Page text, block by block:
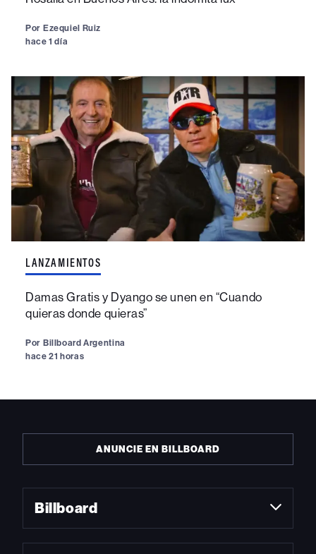
Por Ezequiel Ruiz
hace 1 día
LANZAMIENTOS
Damas Gratis y Dyango se unen en “Cuando
quieras donde quieras”
Por Billboard Argentina
hace 21 horas
ANUNCIE EN BILLBOARD
Billboard